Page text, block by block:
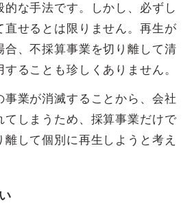
な手法です。しかし、必ずし
直せるとは限りません。再生が
合、不採算事業を切り離して清
ることも珍しくありません。
事業が消滅することから、会社
てしまうため、採算事業だけで
離して個別に再生しようと考え